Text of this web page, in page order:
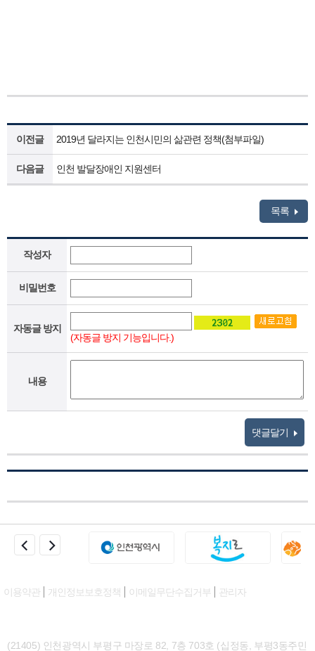
이전글 2019년 달라지는 인천시민의 삶관련 정책(첨부파일)
다음글 인천 발달장애인 지원센터
목록
작성자
비밀번호
자동글 방지
(자동글 방지 기능입니다.)
내용
댓글달기
이용약관 개인정보보호정책 이메일무단수집거부 관리자
(21405) 인천광역시 부평구 마장로 82, 7층 703호 (십정동, 부평3동주민